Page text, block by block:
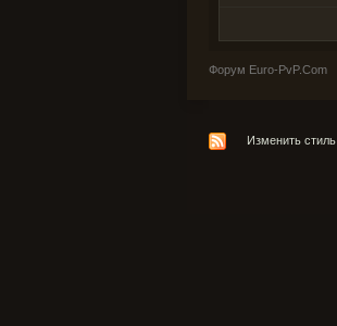
Форум Euro-PvP.Com
Изменить стиль